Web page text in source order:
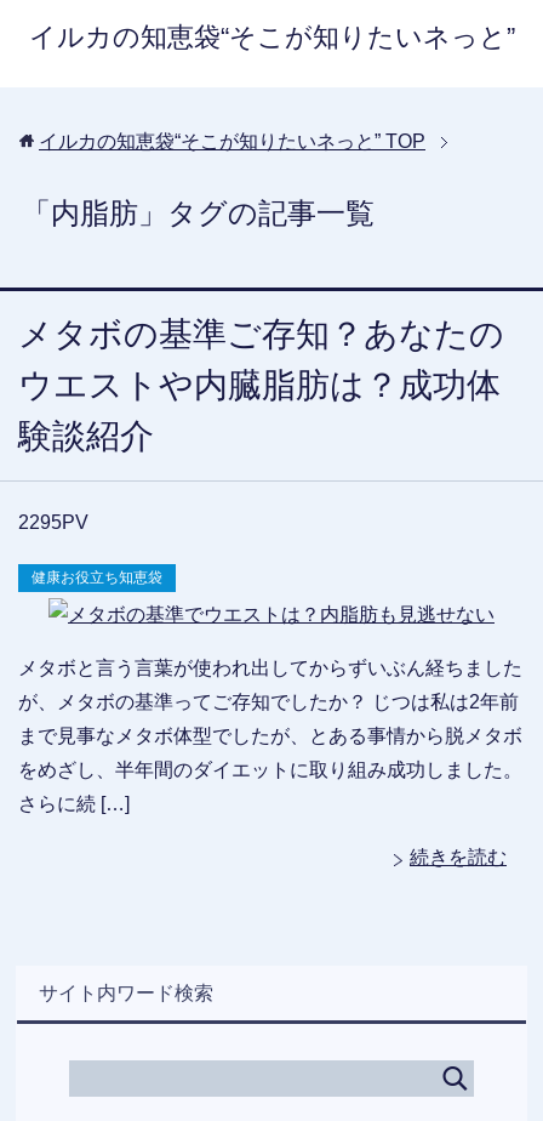
イルカの知恵袋“そこが知りたいネっと”
イルカの知恵袋“そこが知りたいネっと” TOP
「内脂肪」タグの記事一覧
メタボの基準ご存知？あなたの
ウエストや内臓脂肪は？成功体
験談紹介
2295PV
健康お役立ち知恵袋
メタボと言う言葉が使われ出してからずいぶん経ちました
が、メタボの基準ってご存知でしたか？ じつは私は2年前
まで見事なメタボ体型でしたが、とある事情から脱メタボ
をめざし、半年間のダイエットに取り組み成功しました。
さらに続 […]
続きを読む
サイト内ワード検索